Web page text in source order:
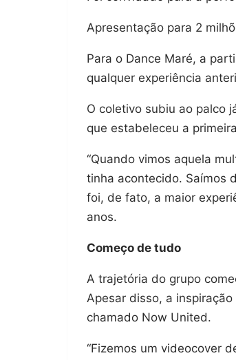
Apresentação para 2
Para o Dance Maré, a
qualquer experiência
O coletivo subiu ao palco
que estabeleceu a
“Quando vimos aquela
tinha acontecido. Saímos
foi, de fato, a maior
anos.
Começo de tudo
A trajetória do grupo
Apesar disso, a
chamado Now United.
“Fizemos um videocover